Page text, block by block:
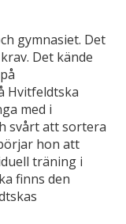
gymnasiet. Det
Det kände
Hvitfeldtska
med i
svårt att sortera
hon att
träning i
finns den